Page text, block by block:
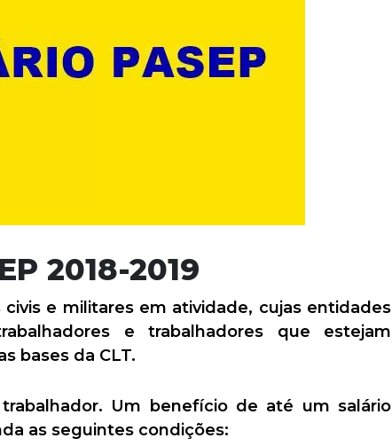
2018-2019
e militares em atividade, cujas entidades
e trabalhadores que estejam
bases da CLT.
Um benefício de até um salário
as seguintes condições: